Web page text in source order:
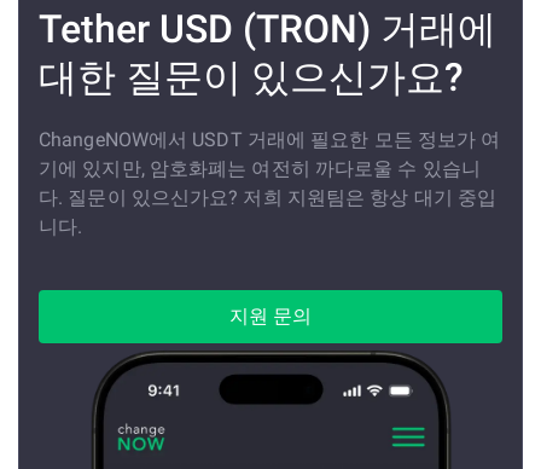
Tether USD (TRON) 거래에
대한 질문이 있으신가요?
ChangeNOW에서 USDT 거래에 필요한 모든 정보가 여
기에 있지만, 암호화폐는 여전히 까다로울 수 있습니
다. 질문이 있으신가요? 저희 지원팀은 항상 대기 중입
니다.
지원 문의